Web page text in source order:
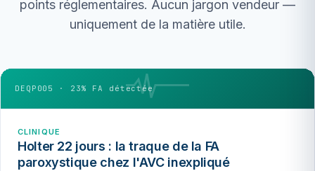
points réglementaires. Aucun jargon vendeur —
uniquement de la matière utile.
DEQP005 · 23% FA détectée
CLINIQUE
Holter 22 jours : la traque de la FA
paroxystique chez l'AVC inexpliqué